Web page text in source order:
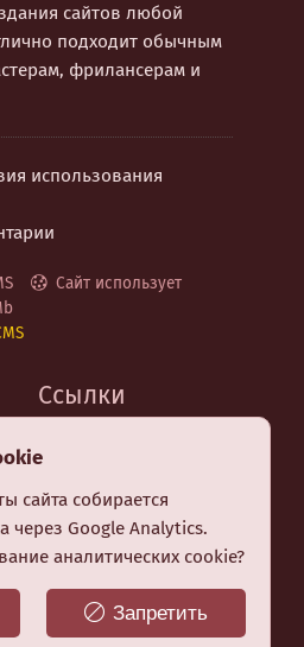
сайтов любой
подходит обычным
фрилансерам и
использования
Сайт использует
Ссылки
сайта собирается
через Google Analytics.
аналитических cookie?
Запретить